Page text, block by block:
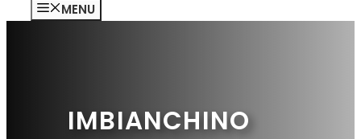
MENU
IMBIANCHINO